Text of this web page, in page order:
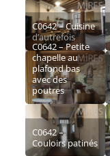
C0642 – Cuisine
d’autrefois
C0642 – Petite
chapelle au
plafond bas
avec des
poutres
C0642 –
Couloirs patinés